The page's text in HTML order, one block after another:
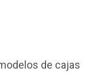
de cajas